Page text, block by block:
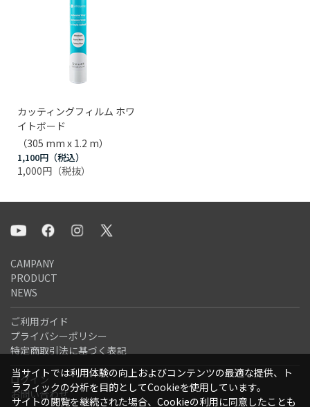
カッティングフィルム ホワ
イトボード
（305 mm x 1.2 m）
1,100円
1,000円
CAMPANY
PRODUCT
NEWS
ご利用ガイド
プライバシーポリシー
特定商取引法に基づく表記
ログイン
お問い合わせ
当サイトでは利用体験の向上およびコンテンツの最適な提供、ト
ラフィックの分析を目的としてCookieを使用しています。
サイトの閲覧を継続された場合、Cookieの利用に同意したことも